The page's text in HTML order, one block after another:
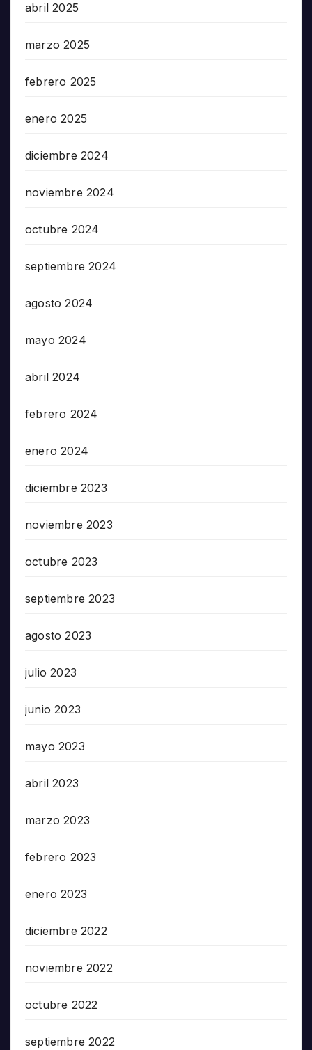
abril 2025
marzo 2025
febrero 2025
enero 2025
diciembre 2024
noviembre 2024
octubre 2024
septiembre 2024
agosto 2024
mayo 2024
abril 2024
febrero 2024
enero 2024
diciembre 2023
noviembre 2023
octubre 2023
septiembre 2023
agosto 2023
julio 2023
junio 2023
mayo 2023
abril 2023
marzo 2023
febrero 2023
enero 2023
diciembre 2022
noviembre 2022
octubre 2022
septiembre 2022